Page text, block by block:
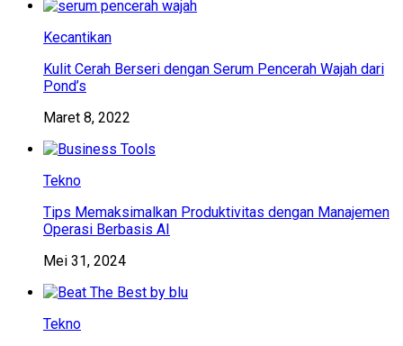
Kecantikan
Kulit Cerah Berseri dengan Serum Pencerah Wajah dari
Pond’s
Maret 8, 2022
Tekno
Tips Memaksimalkan Produktivitas dengan Manajemen
Operasi Berbasis AI
Mei 31, 2024
Tekno